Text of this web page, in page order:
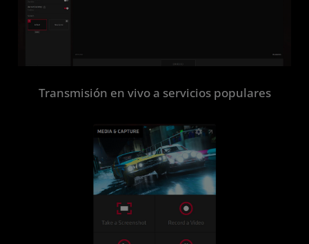
Transmisión en vivo a servicios populares